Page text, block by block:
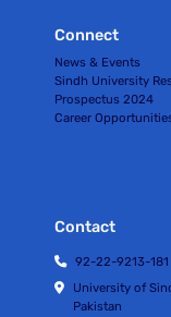
Connect
News & Events
Sindh University
Prospectus 2024
Career
Contact
92-22-9213-181
University of
Pakistan